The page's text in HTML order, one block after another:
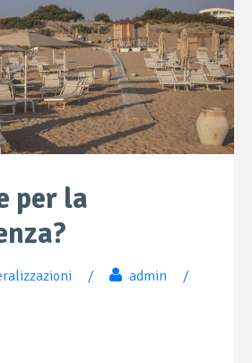
per la
/ admin
/